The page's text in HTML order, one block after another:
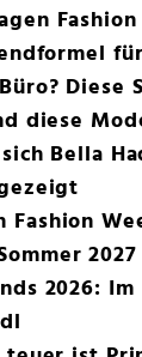
Diese
diese
Bella
Fashion
2026: